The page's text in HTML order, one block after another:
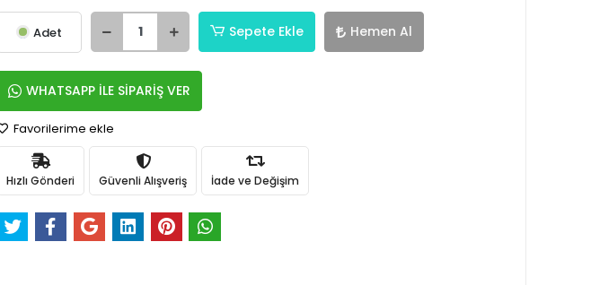
Adet Sepete Ekle Hemen Al
WHATSAPP İLE SİPARİŞ VER
Favorilerime ekle
Hızlı Gönderi Güvenli Alışveriş İade ve Değişim